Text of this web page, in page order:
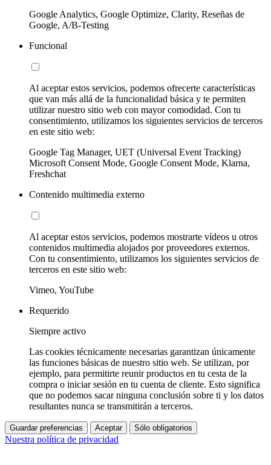
Google Analytics, Google Optimize, Clarity, Reseñas de
Google, A/B-Testing
Funcional
Al aceptar estos servicios, podemos ofrecerte características
que van más allá de la funcionalidad básica y te permiten
utilizar nuestro sitio web con mayor comodidad. Con tu
consentimiento, utilizamos los siguientes servicios de terceros
en este sitio web:
Google Tag Manager, UET (Universal Event Tracking)
Microsoft Consent Mode, Google Consent Mode, Klarna,
Freshchat
Contenido multimedia externo
Al aceptar estos servicios, podemos mostrarte vídeos u otros
contenidos multimedia alojados por proveedores externos.
Con tu consentimiento, utilizamos los siguientes servicios de
terceros en este sitio web:
Vimeo, YouTube
Requerido
Siempre activo
Las cookies técnicamente necesarias garantizan únicamente
las funciones básicas de nuestro sitio web. Se utilizan, por
ejemplo, para permitirte reunir productos en tu cesta de la
compra o iniciar sesión en tu cuenta de cliente. Esto significa
que no podemos sacar ninguna conclusión sobre ti y los datos
resultantes nunca se transmitirán a terceros.
Guardar preferencias Aceptar Sólo obligatorios
Nuestra política de privacidad